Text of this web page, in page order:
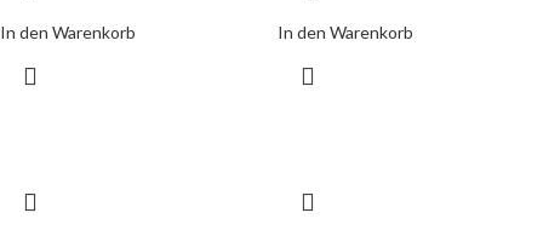
In den Warenkorb In den Warenkorb